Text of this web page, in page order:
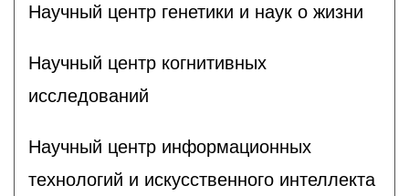
Научный центр генетики и наук о жизни
Научный центр когнитивных
исследований
Научный центр информационных
технологий и искусственного интеллекта